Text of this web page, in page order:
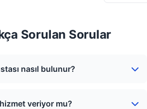
Sorulan Sorular
nasıl bulunur?
veriyor mu?